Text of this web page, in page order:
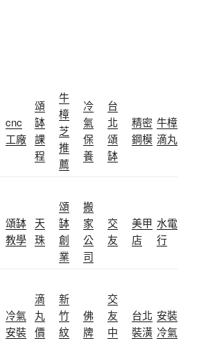
cnc
工廠
頌
缽
課
程
牛
樟
芝
推
薦
冷
氣
保
養
台
北
頌
缽
精密
鋼模
牛樟
滴丸
頌缽
教學
天
珠
頌
缽
創
業
搬
家
公
司
交
友
美甲
店
水電
行
冷氣
安裝
滴
丸
價
新
竹
紋
佛
牌
交
友
中
台北
裝潢
安裝
冷氣